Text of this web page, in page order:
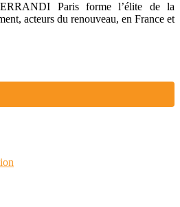
Paris forme l’élite de la
acteurs du renouveau, en France et